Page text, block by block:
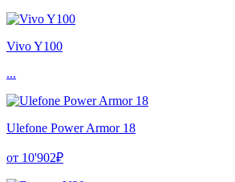
Vivo Y100
...
Ulefone Power Armor 18
от 10'902₽